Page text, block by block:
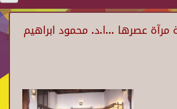
مرآة عصرها ...ا.د. محمود ابراهيم